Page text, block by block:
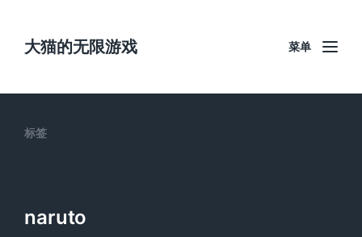
大猫的无限游戏 菜单
标签
naruto